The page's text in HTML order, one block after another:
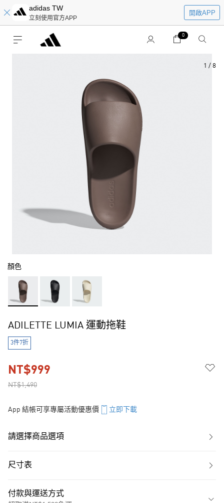
adidas TW
立刻使用官方APP
開啟APP
0
1 / 8
顏色
ADILETTE LUMIA 運動拖鞋
3件7折
NT$1,490
NT$999
App 結帳可享專屬活動優惠價 立即下載
請選擇商品選項
尺寸表
付款與運送方式